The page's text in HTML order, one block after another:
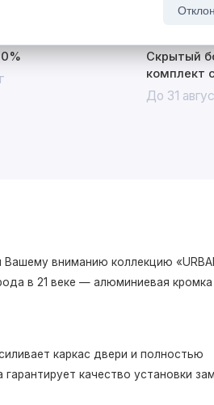
Скрытый
комплект
До 31
вниманию коллекцию
в 21 веке — алюминиевая кромка
каркас двери и полностью
качество установки